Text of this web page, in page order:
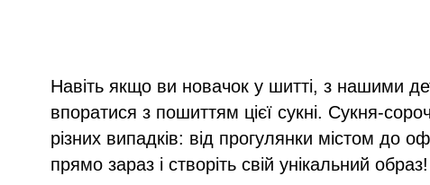
Навіть якщо ви новачок у шитті, з нашими
впоратися з пошиттям цієї сукні. Сукня-
різних випадків: від прогулянки містом до
прямо зараз і створіть свій унікальний образ!